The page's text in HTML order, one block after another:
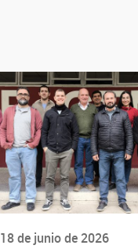
18 de junio de 2026